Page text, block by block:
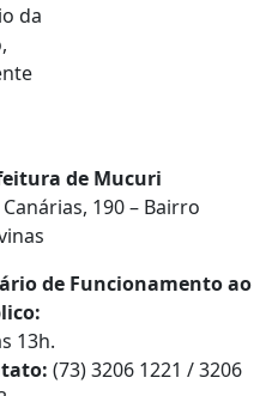
da
de Mucuri
Canárias, 190 – Bairro
de Funcionamento ao
13h.
(73) 3206 1221 / 3206